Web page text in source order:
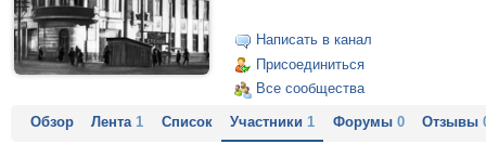
Написать в канал
Присоединиться
Все сообщества
Обзор Лента1 Список Участники1 Форумы 0 Отзывы